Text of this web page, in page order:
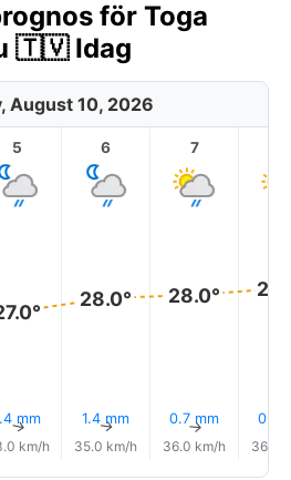
för Toga
🇹🇻 Idag
August 10, 2026
5
mm
↑
km/h
6
28.0°
1.4 mm
↑
35.0 km/h
7
28.0°
0.7 mm
↑
36.0 km/h
0.2
36.0